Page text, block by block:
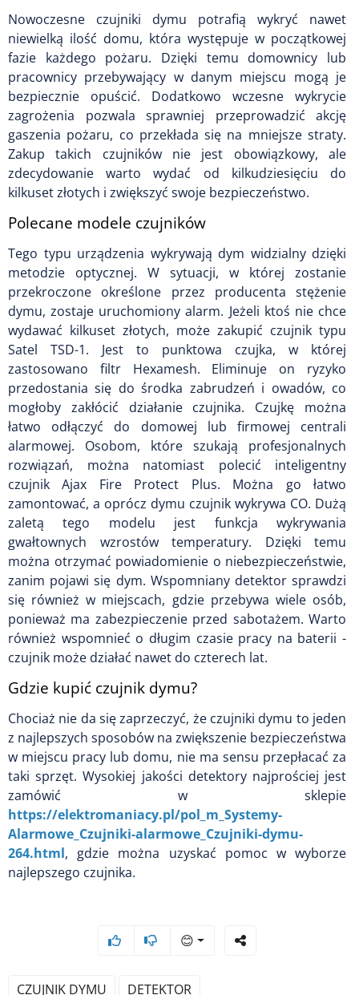
Nowoczesne czujniki dymu potrafią wykryć nawet
niewielką ilość domu, która występuje w początkowej
fazie każdego pożaru. Dzięki temu domownicy lub
pracownicy przebywający w danym miejscu mogą je
bezpiecznie opuścić. Dodatkowo wczesne wykrycie
zagrożenia pozwala sprawniej przeprowadzić akcję
gaszenia pożaru, co przekłada się na mniejsze straty.
Zakup takich czujników nie jest obowiązkowy, ale
zdecydowanie warto wydać od kilkudziesięciu do
kilkuset złotych i zwiększyć swoje bezpieczeństwo.
Polecane modele czujników
Tego typu urządzenia wykrywają dym widzialny dzięki
metodzie optycznej. W sytuacji, w której zostanie
przekroczone określone przez producenta stężenie
dymu, zostaje uruchomiony alarm. Jeżeli ktoś nie chce
wydawać kilkuset złotych, może zakupić czujnik typu
Satel TSD-1. Jest to punktowa czujka, w której
zastosowano filtr Hexamesh. Eliminuje on ryzyko
przedostania się do środka zabrudzeń i owadów, co
mogłoby zakłócić działanie czujnika. Czujkę można
łatwo odłączyć do domowej lub firmowej centrali
alarmowej. Osobom, które szukają profesjonalnych
rozwiązań, można natomiast polecić inteligentny
czujnik Ajax Fire Protect Plus. Można go łatwo
zamontować, a oprócz dymu czujnik wykrywa CO. Dużą
zaletą tego modelu jest funkcja wykrywania
gwałtownych wzrostów temperatury. Dzięki temu
można otrzymać powiadomienie o niebezpieczeństwie,
zanim pojawi się dym. Wspomniany detektor sprawdzi
się również w miejscach, gdzie przebywa wiele osób,
ponieważ ma zabezpieczenie przed sabotażem. Warto
również wspomnieć o długim czasie pracy na baterii -
czujnik może działać nawet do czterech lat.
Gdzie kupić czujnik dymu?
Chociaż nie da się zaprzeczyć, że czujniki dymu to jeden
z najlepszych sposobów na zwiększenie bezpieczeństwa
w miejscu pracy lub domu, nie ma sensu przepłacać za
taki sprzęt. Wysokiej jakości detektory najprościej jest
zamówić w sklepie
https://elektromaniacy.pl/pol_m_Systemy-
Alarmowe_Czujniki-alarmowe_Czujniki-dymu-
264.html, gdzie można uzyskać pomoc w wyborze
najlepszego czujnika.
😊
CZUJNIK DYMU DETEKTOR